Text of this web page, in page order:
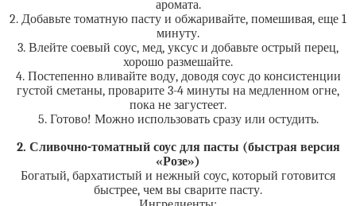
аромата.
2. Добавьте томатную пасту и обжаривайте, помешивая, еще 1
минуту.
3. Влейте соевый соус, мед, уксус и добавьте острый перец,
хорошо размешайте.
4. Постепенно вливайте воду, доводя соус до консистенции
густой сметаны, проварите 3-4 минуты на медленном огне,
пока не загустеет.
5. Готово! Можно использовать сразу или остудить.
2. Сливочно-томатный соус для пасты (быстрая версия
«Розе»)
Богатый, бархатистый и нежный соус, который готовится
быстрее, чем вы сварите пасту.